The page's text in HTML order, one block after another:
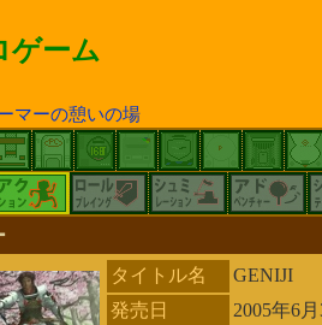
ゲーム
マーの憩いの場
タイトル名
GENIJI
発売日
2005年6